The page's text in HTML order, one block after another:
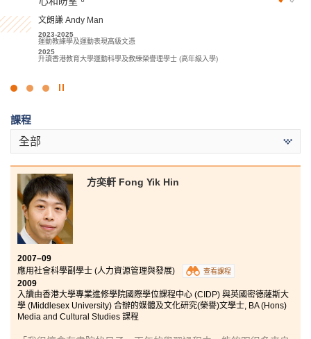
文朗謙 Andy Man
2023-2025
運動教練學及運動表現高級文憑
2025
升讀香港教育大學運動科學及教練榮譽理學士 (高年級入學)
周卓希 Alvin Chow
2023-2025
應用社會科學副學士 (刑事司法及執法)
2025
升讀香港浸會大學文學士 (榮譽) / 社會科學學士 (榮譽) (歐洲研究 [法
應用社會科學副學士 (青年與社會服務)
升讀香港中文大學社會工作社會科學學士 (學分豁免)
點
燈
片
課程
全部
方奕軒 Fong Yik Hin
2007–09
應用社會科學副學士 (人力資源管理與發展)
查看課程
2009
入讀由香港大學專業進修學院國際學位課程中心 (CIDP) 與英國密德薩斯大
學 (Middlesex University) 合辦的媒體及文化研究(榮譽)文學士, BA (Hons)
Media and Cultural Studies 課程